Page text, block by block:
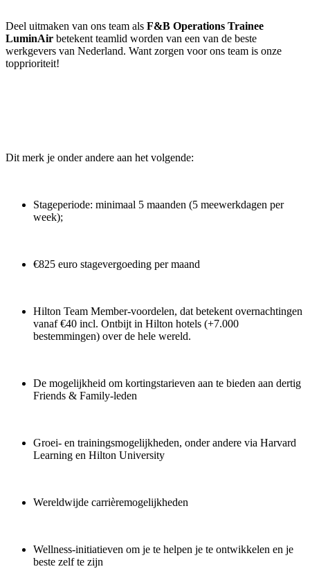
Deel uitmaken van ons team als F&B Operations Trainee
LuminAir betekent teamlid worden van een van de beste
werkgevers van Nederland. Want zorgen voor ons team is onze
topprioriteit!
Dit merk je onder andere aan het volgende:
Stageperiode: minimaal 5 maanden (5 meewerkdagen per
week);
€825 euro stagevergoeding per maand
Hilton Team Member-voordelen, dat betekent overnachtingen
vanaf €40 incl. Ontbijt in Hilton hotels (+7.000
bestemmingen) over de hele wereld.
De mogelijkheid om kortingstarieven aan te bieden aan dertig
Friends & Family-leden
Groei- en trainingsmogelijkheden, onder andere via Harvard
Learning en Hilton University
Wereldwijde carrièremogelijkheden
Wellness-initiatieven om je te helpen je te ontwikkelen en je
beste zelf te zijn